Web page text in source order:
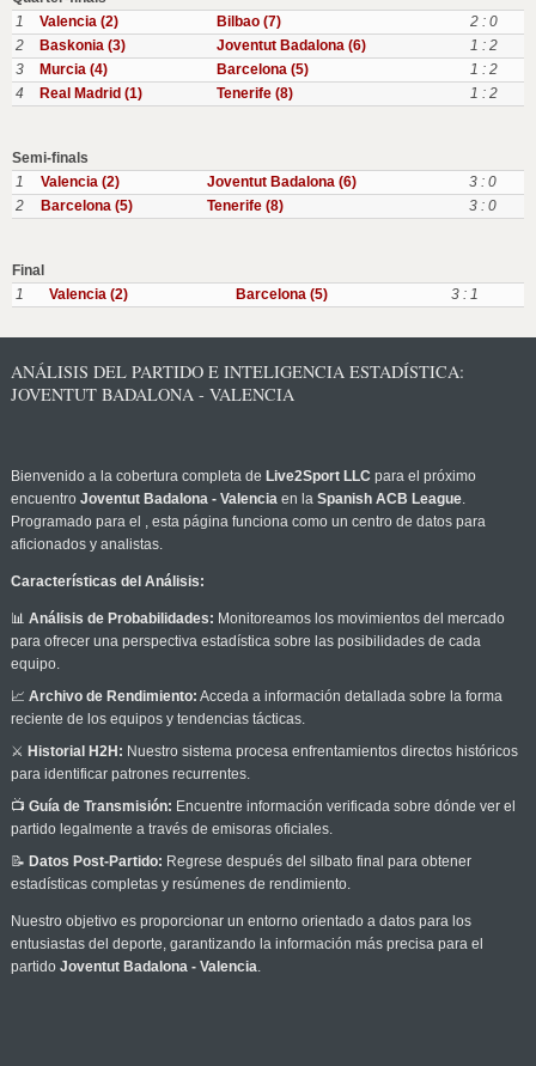
1
Valencia (2) Bilbao (7)
2 : 0
2
Baskonia (3) Joventut Badalona (6)
1 : 2
3
Murcia (4) Barcelona (5)
1 : 2
4
Real Madrid (1) Tenerife (8) 1 : 2
Semi-finals
1
Valencia (2) Joventut Badalona (6)
3 : 0
2
Barcelona (5) Tenerife (8) 3 : 0
Final
1
Valencia (2) Barcelona (5) 3 : 1
ANÁLISIS DEL PARTIDO E INTELIGENCIA ESTADÍSTICA:
JOVENTUT BADALONA - VALENCIA
Bienvenido a la cobertura completa de Live2Sport LLC para el próximo
encuentro Joventut Badalona - Valenciaen la Spanish ACB League.
Programado para el , esta página funciona como un centro de datos para
aficionados y analistas.
Características del Análisis:
📊 Análisis de Probabilidades: Monitoreamos los movimientos del mercado
para ofrecer una perspectiva estadística sobre las posibilidades de cada
equipo.
📈 Archivo de Rendimiento: Acceda a información detallada sobre la forma
reciente de los equipos y tendencias tácticas.
⚔️ Historial H2H: Nuestro sistema procesa enfrentamientos directos históricos
para identificar patrones recurrentes.
📺 Guía de Transmisión: Encuentre información verificada sobre dónde ver el
partido legalmente a través de emisoras oficiales.
📝 Datos Post-Partido: Regrese después del silbato final para obtener
estadísticas completas y resúmenes de rendimiento.
Nuestro objetivo es proporcionar un entorno orientado a datos para los
entusiastas del deporte, garantizando la información más precisa para el
partido Joventut Badalona - Valencia.